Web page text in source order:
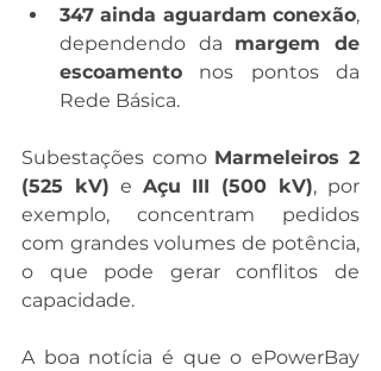
347 ainda aguardam conexão,
dependendo da margem de
escoamento nos pontos da
Rede Básica.
Subestações como Marmeleiros 2
(525 kV) e Açu III (500 kV), por
exemplo, concentram pedidos
com grandes volumes de potência,
o que pode gerar conflitos de
capacidade.
A boa notícia é que o ePowerBay